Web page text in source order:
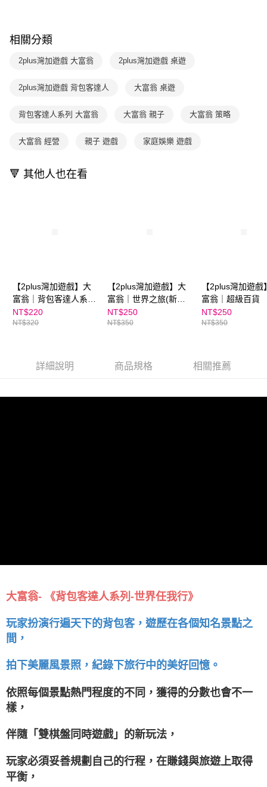
1.本服務係由「台灣大哥大股份有限公司」（以下簡稱本公司）所提供，讓
買賣價金債權讓與本公司後，依約使用本公司帳單繳交帳款。
由本公司與您本人進行分期帳單所需資料之確認、核對及更正。
ATM／網路銀行／等多元方式進行付款，方視為交易完成。
※ 請注意：結帳手續完成當下不需立刻繳費，但若您需要取消訂單，請聯絡
後付繳納相關費用。
是否繳費成功／繳費後需取消欲退款等相關疑問，請聯繫「AFTEE先享後付
【注意事項】
易，需依本服務之必要範圍內提供個人資料，並將交易相關給付款項請求債
https://aftee.tw/terms/#terms3
國內宅配/郵寄 (不適用離島、海外及郵局i郵箱)
每筆NT$200
相關分類
2plus灣加遊戲 大富翁 2plus灣加遊戲 桌遊
2plus灣加遊戲 背包客達人 大富翁 桌遊
背包客達人系列 大富翁 大富翁 親子 大富翁 策略
大富翁 經營 親子 遊戲 家庭娛樂 遊戲
🔻 其他人也在看
【2plus灣加遊戲】大
富翁｜背包客達人系
列-台灣走透透
NT$220
NT$320
【2plus灣加遊戲】大
富翁｜世界之旅(新超
萌)
NT$250
NT$350
【2plus灣加遊戲
富翁｜超級百貨
NT$250
NT$350
詳細說明 商品規格 相關推薦
大富翁- 《背包客達人系列-世界任我行》
玩家扮演行遍天下的背包客，遊歷在各個知名景點之
間，
拍下美麗風景照，紀錄下旅行中的美好回憶。
依照每個景點熱門程度的不同，獲得的分數也會不一
樣，
伴隨「雙棋盤同時遊戲」的新玩法，
玩家必須妥善規劃自己的行程，在賺錢與旅遊上取得
平衡，